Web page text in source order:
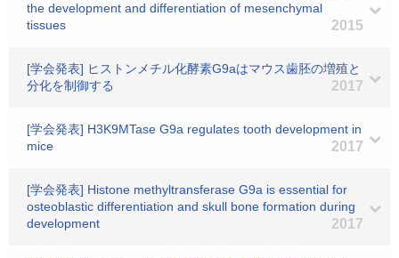
the development and differentiation of mesenchymal
tissues
2015
[学会発表] ヒストンメチル化酵素G9aはマウス歯胚の増殖と
分化を制御する
2017
[学会発表] H3K9MTase G9a regulates tooth development in
mice
2017
[学会発表] Histone methyltransferase G9a is essential for
osteoblastic differentiation and skull bone formation during
development
2017